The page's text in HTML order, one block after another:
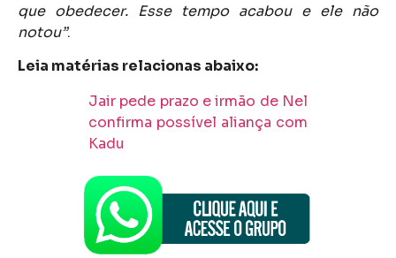
que obedecer. Esse tempo acabou e ele não
notou”.
Leia matérias relacionas abaixo:
Jair pede prazo e irmão de Nel
confirma possível aliança com
Kadu